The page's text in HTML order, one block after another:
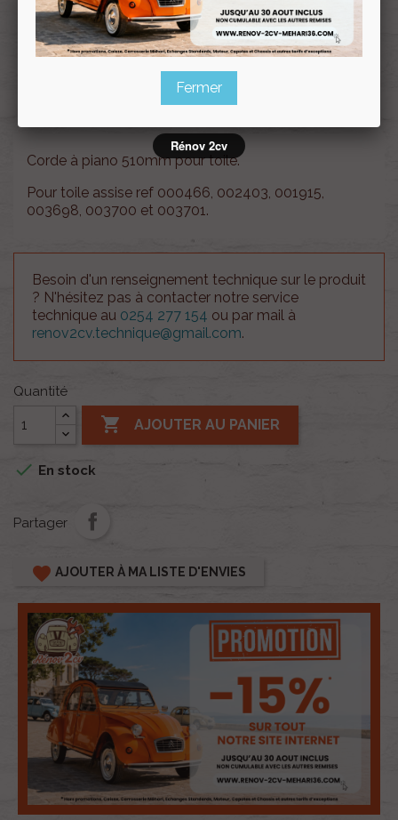
Profitez de prix remisés
avec la Carte clubRenov 2cv
Souscrire
au club
Corde à piano 510mm pour toile.
Pour toile assise ref 000466, 002403, 001915,
003698, 003700 et 003701.
Besoin d'un renseignement technique sur le produit
? N'hésitez pas à contacter notre service
technique au 0254 277 154 ou par mail à
renov2cv.technique@gmail.com.
Quantité
 AJOUTER AU PANIER
 En stock
Partager
favorite AJOUTER À MA LISTE D'ENVIES
Fermer
Rénov 2cv